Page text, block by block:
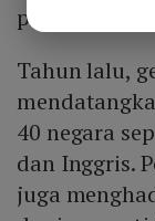
Tahun lalu,
40 negara
dan Inggris.
juga